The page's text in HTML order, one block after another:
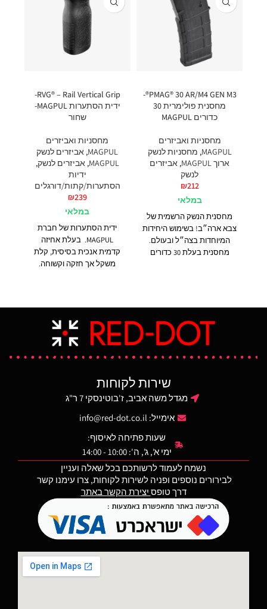
PMAG® 30 AR/M4 GEN M3®-
מחסנית פולימרית 30
כדורים MAGPUL
מחסניות ואביזרים
MAGPUL
, מחסניות לנשק
ארוך MAGPUL
, אביזרים
לנשק
₪212
במלאי
מחסנית הנשק הרשמית של
צבא ארה״ב! בשימוש היחידות
המיוחדות בצה״ל ובעולם.
מחסנית בעלת 30 כדורים
על מפרטי ביצועים צבאיים
קפדניים. בעלת קפיץ נירוסטה
עמיד, גיאומטריה פנימית
בעקומה קבועה להזנה אמינה
כלים לנוחות ניקוי. רצפת
המחסנית המתרחבת קלה
במחסנית תוך מתן הגנה
RVG® – Rail Vertical Grip-
ידית הסתערות MAGPUL-
שחור
מחסניות ואביזרים
MAGPUL
, אביזרים לנשק
MAGPUL
,אביזרים לנשק,
ידיות
הסתערות/קתות/דורגלים
₪239
במלאי
ידית הסתערות של חברת
MAGPUL. בעלת אחיזה
קדמית אנכית בסיסית, קלת
משקל אך חזקה וקשוחה.
שירות לקוחות
מגדל משה אביב, ז'בוטינסקי 7 ר"ג
אימייל: info@red-dot.co.il
שעות פתיחה לאיסוף:
ימי א', ג', ה': 10:00 - 14:00
נשמח לעמוד לרשותכם בכל שאלה ועניין
לבירורים נוספים ופניה לשירות לקוחות, צרו עימנו קשר
דרך טופס יצירת הקשר באתר